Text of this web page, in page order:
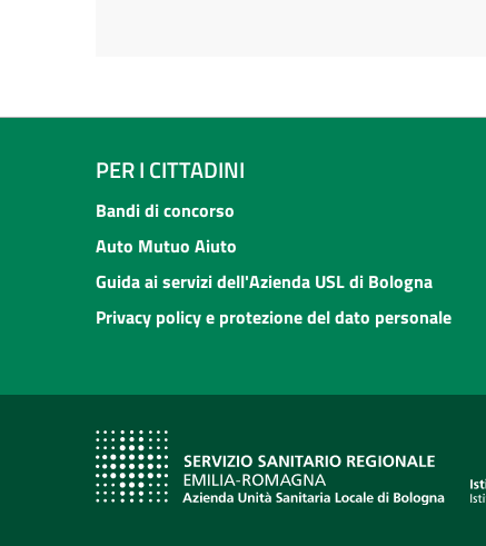
PER I CITTADINI
Bandi di concorso
Auto Mutuo Aiuto
Guida ai servizi dell'Azienda USL di Bologna
Privacy policy e protezione del dato personale